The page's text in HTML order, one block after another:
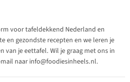
voor tafeldekkend Nederland en
en gezondste recepten en we leren je
van je eettafel. Wil je graag met ons in
naar info@foodiesinheels.nl.